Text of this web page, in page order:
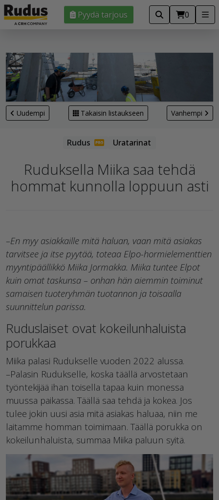
Pyydä tarjous 0
Uudempi Takaisin listaukseen Vanhempi
Uratarinat
Ruduksella Miika saa tehdä
hommat kunnolla loppuun asti
–En myy asiakkaille mitä haluan, vaan mitä asiakas
tarvitsee ja itse pyytää, toteaa Elpo-hormielementtien
myyntipäällikkö Miika Jormakka. Miika tuntee Elpot
kuin omat taskunsa – onhan hän aiemmin toiminut
samaisen tuoteryhmän tuotannon ja toisaalla
suunnittelun parissa.
Ruduslaiset ovat kokeilunhaluista
porukkaa
Miika palasi Rudukselle vuoden 2022 alussa.
–Palasin Rudukselle, koska täällä arvostetaan
työntekijää ihan toisella tapaa kuin monessa
muussa paikassa. Täällä saa tehdä ja kokea. Jos
tulee jokin uusi asia mitä asiakas haluaa, niin me
laitamme homman toimimaan. Täällä porukka on
kokeilunhaluista, summaa Miika paluun syitä.